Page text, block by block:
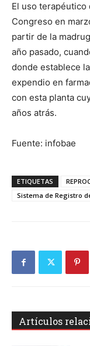
El uso terapéutico
Congreso en
partir de la
año pasado,
donde establece
expendio en
con esta planta
años atrás.
Fuente: infobae
ETIQUETAS
Sistema de Registro
Artículos